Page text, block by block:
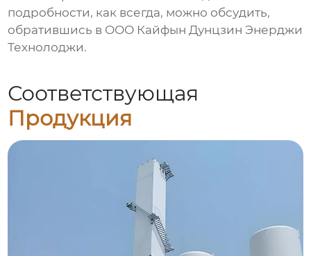
подробности, как всегда, можно обсудить,
обратившись в ООО Кайфын Дунцзин Энерджи
Технолоджи.
Соответствующая
Продукция